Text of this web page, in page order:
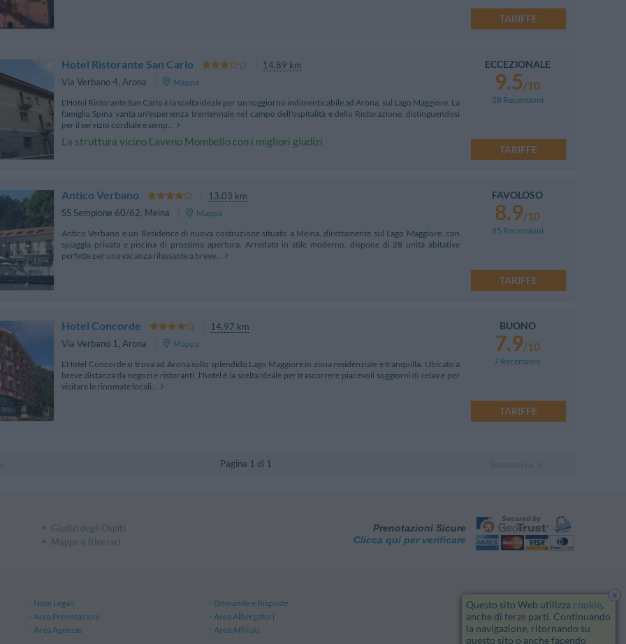
TARIFFE
Hotel Ristorante San Carlo
14.89 km
Via Verbano 4, Arona
Mappa
L'Hotel Ristorante San Carlo è la scelta ideale per un soggiorno indimenticabile ad Arona, sul Lago Maggiore. La
famiglia Spina vanta un'esperienza trentennale nel campo dell'ospitalità e della Ristorazione, distinguendosi
per il servizio cordiale e semp...
La struttura vicino Laveno Mombello con i migliori giudizi
ECCEZIONALE
9.5/10
28 Recensioni
TARIFFE
Antico Verbano
13.03 km
SS Sempione 60/62, Meina
Mappa
Antico Verbano è un Residence di nuova costruzione situato a Meina, direttamente sul Lago Maggiore, con
spiaggia privata e piscina di prossima apertura. Arredato in stile moderno, dispone di 28 unità abitative
perfette per una vacanza rilassante a breve...
FAVOLOSO
8.9/10
85 Recensioni
TARIFFE
Hotel Concorde
14.97 km
Via Verbano 1, Arona
Mappa
L'Hotel Concorde si trova ad Arona sullo splendido Lago Maggiore in zona residenziale e tranquilla. Ubicato a
breve distanza da negozi e ristoranti, l'hotel è la scelta ideale per trascorrere piacevoli soggiorni di relax e per
visitare le rinomate locali...
BUONO
7.9/10
7 Recensioni
TARIFFE
Pagina 1 di 1
Giudizi degli Ospiti
Mappe e Itinerari
Prenotazioni Sicure
Clicca qui per verificare
Note Legali
Domande e Risposte
Area Prenotazioni
Area Albergatori
Area Agenzie Area Affiliati
x
Questo sito Web utilizza cookie,
anche di terze parti. Continuando
la navigazione, ritornando su
questo sito o anche facendo